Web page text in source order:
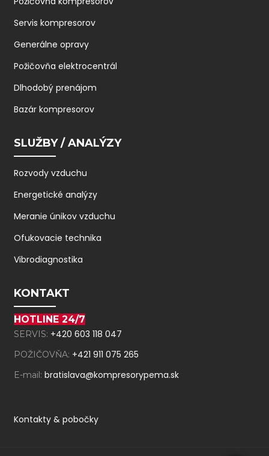
Servis kompresorov
Generálne opravy
Požičovňa elektrocentrál
Dlhodobý prenájom
Bazár kompresorov
SLUŽBY / ANALÝZY
Rozvody vzduchu
Energetické analýzy
Meranie únikov vzduchu
Ofukovacie technika
Vibrodiagnostika
KONTAKT
HOTLINE 24/7
SERVIS: +420 603 118 047
POŽIČOVŇA: +421 911 075 265
E-mail: bratislava@kompresorypema.sk
Kontakty & pobočky